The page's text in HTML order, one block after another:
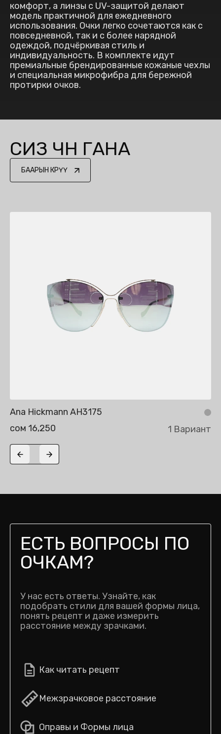
комфорт, а линзы с UV-защитой делают
модель практичной для ежедневного
использования. Очки легко сочетаются как с
повседневной, так и с более нарядной
одеждой, подчёркивая стиль и
индивидуальность. В комплекте идут
премиальные брендированные кожаные чехлы
и специальная микрофибра для бережной
протирки очков.
СИЗ ҮЧҮН ГАНА
БААРЫН КӨРҮҮ
Ana Hickmann AH3175
сом 16,250
1 Вариант
Previous slide
Next slide
ЕСТЬ ВОПРОСЫ ПО
ОЧКАМ?
У нас есть ответы. Узнайте, как
подобрать стили для вашей формы лица,
понять рецепт и даже измерить
расстояние между зрачками.
Как читать рецепт
Межзрачковое расстояние
Оправы и Формы лица